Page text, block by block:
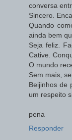
conversa
Sincero.
Quando
ainda bem
Seja feliz.
Cative.
O mundo
Sem mais,
Beijinhos de
um respeito
pena
Responder